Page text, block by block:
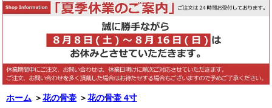
ホーム ＞花の骨壷 ＞花の骨壷 4寸